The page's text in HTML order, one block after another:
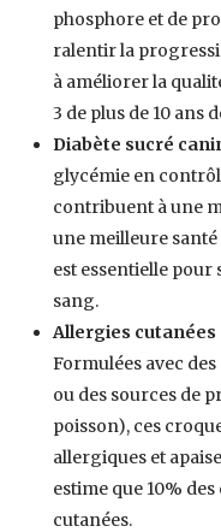
phosphore et de
ralentir la
à améliorer la
3 de plus de 10 ans
Diabète sucré
glycémie en
contribuent à une
une meilleure
est essentielle pour
sang.
Allergies
Formulées avec
ou des sources de
poisson), ces
allergiques et
estime que 10%
cutanées.